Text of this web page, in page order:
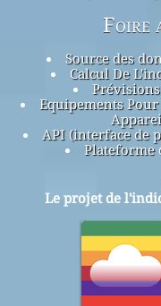
Foire
Source des
Calcul De
Equipements
API (interface de
Plateforme
Le projet de